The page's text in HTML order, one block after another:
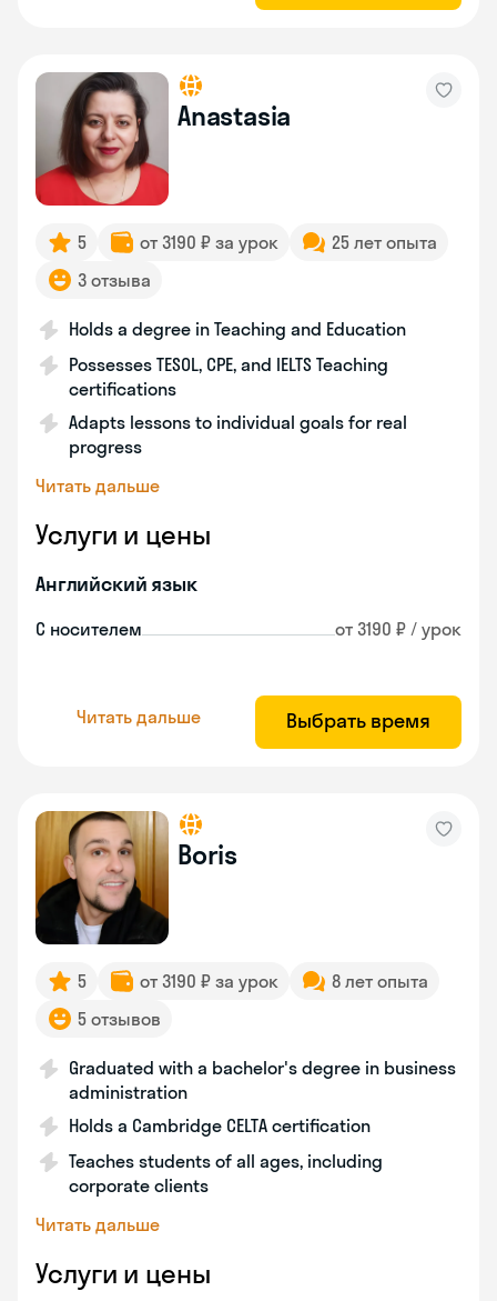
Anastasia
5 от 3190 ₽ за урок
25 лет опыта
3 отзыва
Holds a degree in Teaching and Education
Possesses TESOL, CPE, and IELTS Teaching
certifications
Adapts lessons to individual goals for real
progress
Читать дальше
Услуги и цены
Английский язык
С носителем от 3190 ₽ / урок
Читать дальше Выбрать время
Boris
5 от 3190 ₽ за урок
8 лет опыта
5 отзывов
Graduated with a bachelor's degree in business
administration
Holds a Cambridge CELTA certification
Teaches students of all ages, including
corporate clients
Читать дальше
Услуги и цены